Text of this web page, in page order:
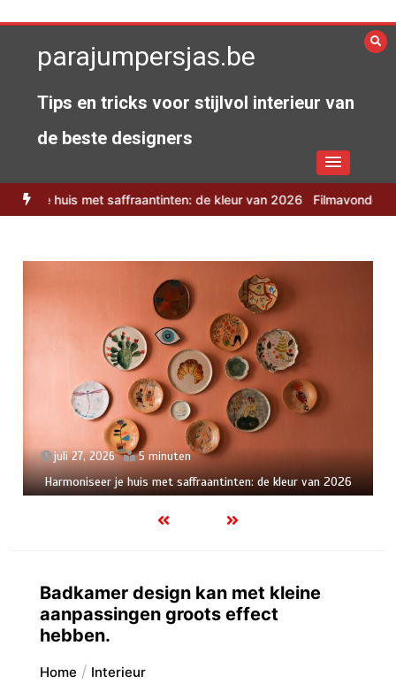
naar
inhoud
parajumpersjas.be
Tips en tricks voor stijlvol interieur van
de beste designers
saffraantinten: de kleur van 2026 Filmavonden onder de
juli 19, 2026 5 minuten
Verfrissende zomerkleuren voor je badkamer: een nieuwe
look
Badkamer design kan met kleine
aanpassingen groots effect
hebben.
Home Interieur